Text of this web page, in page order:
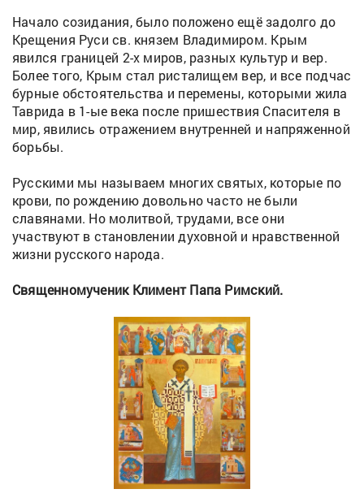
Начало созидания, было положено ещё задолго до
Крещения Руси св. князем Владимиром. Крым
явился границей 2-х миров, разных культур и вер.
Более того, Крым стал ристалищем вер, и все подчас
бурные обстоятельства и перемены, которыми жила
Таврида в 1-ые века после пришествия Спасителя в
мир, явились отражением внутренней и напряженной
борьбы.
Русскими мы называем многих святых, которые по
крови, по рождению довольно часто не были
славянами. Но молитвой, трудами, все они
участвуют в становлении духовной и нравственной
жизни русского народа.
Священномученик Климент Папа Римский.